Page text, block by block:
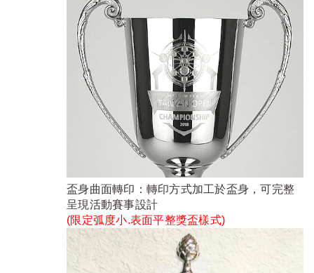
盃身曲面轉印：轉印方式加工於盃身，可完整
呈現活動賽事設計
(限定弧度小.表面平整獎盃樣式)